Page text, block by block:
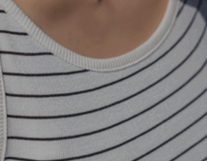
오늘출발 시즌오프 1+1 기획